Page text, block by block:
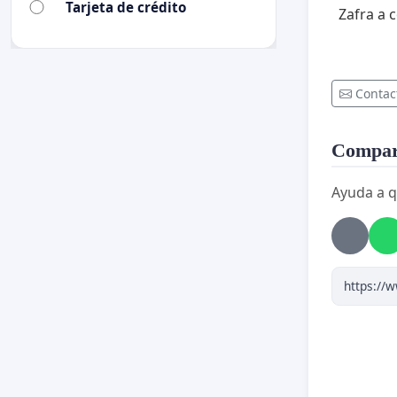
Zafra a
Ayuda a
Tarjeta de crédito